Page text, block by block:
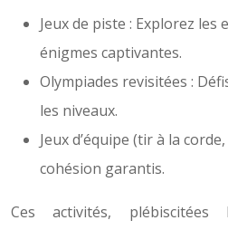
Jeux de piste : Explorez les
énigmes captivantes.
Olympiades revisitées :
les niveaux.
Jeux d’équipe (tir à la
cohésion garantis.
Ces activités, plébiscitées